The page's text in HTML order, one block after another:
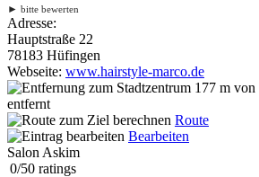
► bitte bewerten
Adresse:
Hauptstraße 22
78183 Hüfingen
Webseite: www.hairstyle-marco.de
177 m von
entfernt
Route
Bearbeiten
Salon Askim
0/50 ratings